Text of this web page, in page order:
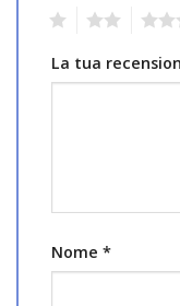
La tua
Nome *